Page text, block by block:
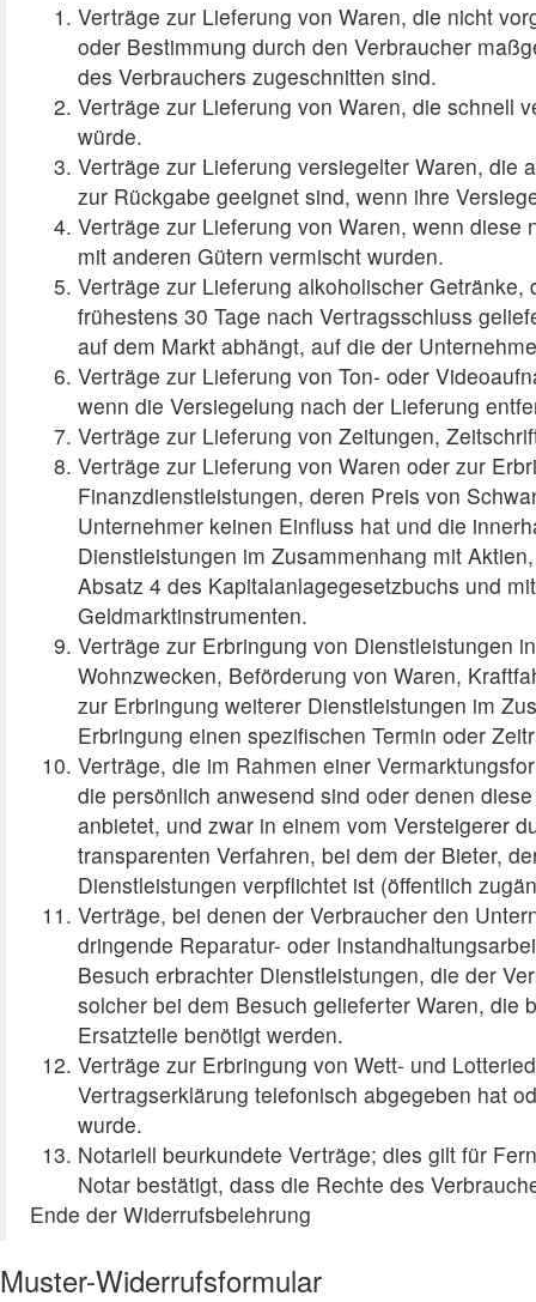
Verträge zur Lieferung von Waren, die nicht
oder Bestimmung durch den Verbraucher
des Verbrauchers zugeschnitten sind.
Verträge zur Lieferung von Waren, die schnell
würde.
Verträge zur Lieferung versiegelter Waren, die
zur Rückgabe geeignet sind, wenn ihre
Verträge zur Lieferung von Waren, wenn
mit anderen Gütern vermischt wurden.
Verträge zur Lieferung alkoholischer
frühestens 30 Tage nach Vertragsschluss
auf dem Markt abhängt, auf die der
Verträge zur Lieferung von Ton- oder
wenn die Versiegelung nach der Lieferung
Verträge zur Lieferung von Zeitungen,
Verträge zur Lieferung von Waren oder zur
Finanzdienstleistungen, deren Preis von
Unternehmer keinen Einfluss hat und die
Dienstleistungen im Zusammenhang mit
Absatz 4 des Kapitalanlagegesetzbuchs und
Geldmarktinstrumenten.
Verträge zur Erbringung von Dienstleistungen
Wohnzwecken, Beförderung von Waren,
zur Erbringung weiterer Dienstleistungen im
Erbringung einen spezifischen Termin oder
Verträge, die im Rahmen einer
die persönlich anwesend sind oder denen
anbietet, und zwar in einem vom Versteigerer
transparenten Verfahren, bei dem der Bieter,
Dienstleistungen verpflichtet ist (öffentlich
Verträge, bei denen der Verbraucher den
dringende Reparatur- oder
Besuch erbrachter Dienstleistungen, die der
solcher bei dem Besuch gelieferter Waren, die
Ersatzteile benötigt werden.
Verträge zur Erbringung von Wett- und
Vertragserklärung telefonisch abgegeben hat
wurde.
Notariell beurkundete Verträge; dies gilt für
Notar bestätigt, dass die Rechte des
Ende der Widerrufsbelehrung
Muster-Widerrufsformular